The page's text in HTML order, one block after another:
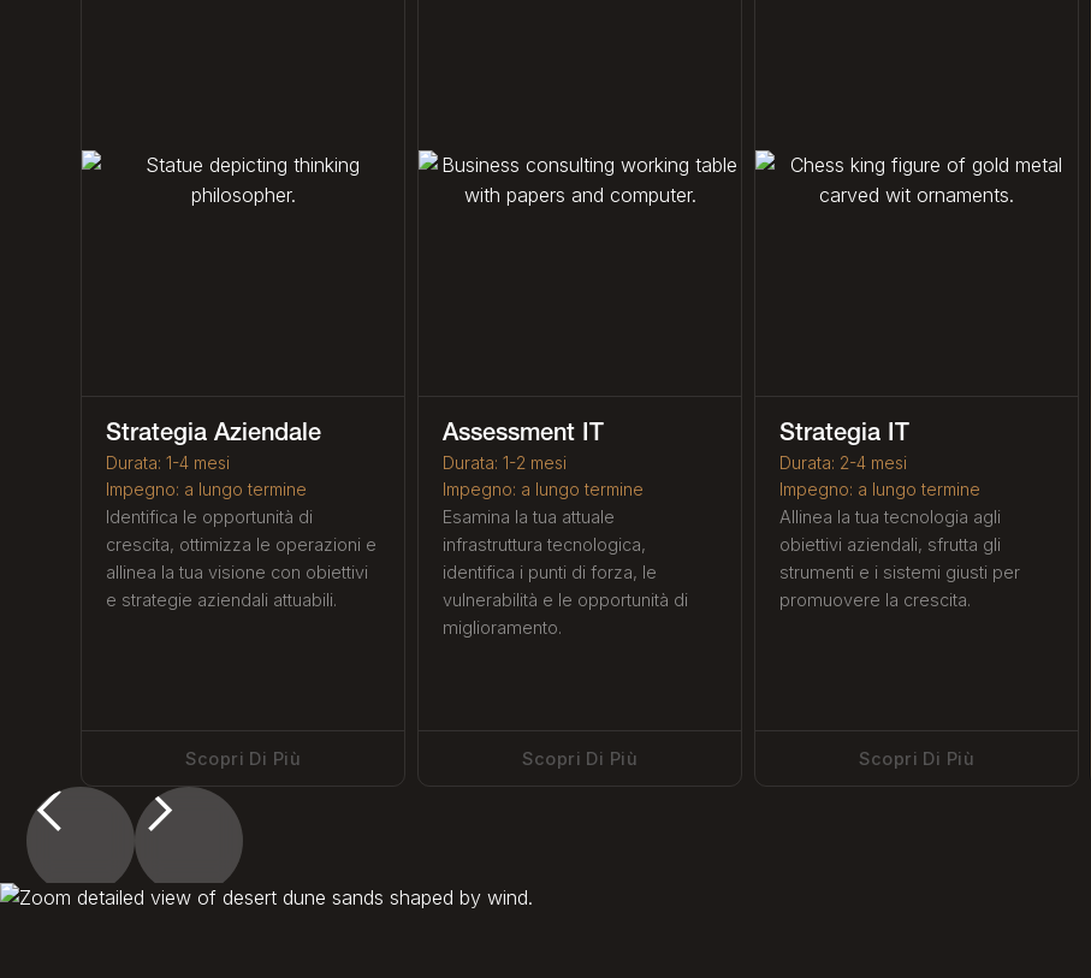
Strategia Aziendale
Durata: 1-4 mesi
‍Impegno: a lungo termine
Identifica le opportunità di
crescita, ottimizza le operazioni e
allinea la tua visione con obiettivi
e strategie aziendali attuabili.
Scopri Di Più
Assessment IT
Durata: 1-2 mesi
‍Impegno: a lungo termine
Esamina la tua attuale
infrastruttura tecnologica,
identifica i punti di forza, le
vulnerabilità e le opportunità di
miglioramento.
Scopri Di Più
Strategia IT
Durata: 2-4 mesi
‍Impegno: a lungo termine
Allinea la tua tecnologia agli
obiettivi aziendali, sfrutta gli
strumenti e i sistemi giusti per
promuovere la crescita.
Scopri Di Più